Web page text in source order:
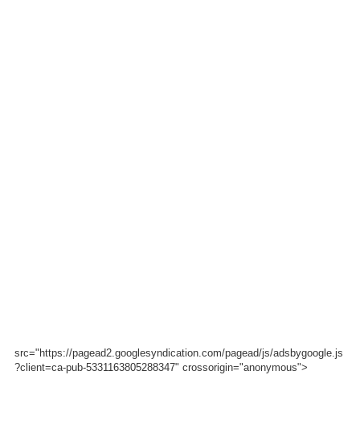
src="https://pagead2.googlesyndication.com/pagead/js/adsbygoogle.js
?client=ca-pub-5331163805288347" crossorigin="anonymous">